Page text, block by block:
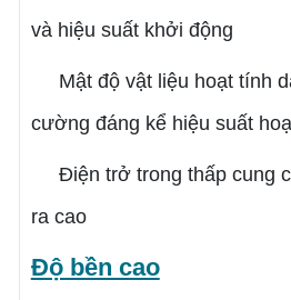
và hiệu suất khởi động
Mật độ vật liệu hoạt tính
cường đáng kể hiệu suất
Điện trở trong thấp cung
ra cao
Độ bền cao